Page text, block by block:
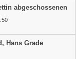
abgeschossenen
Hans Grade